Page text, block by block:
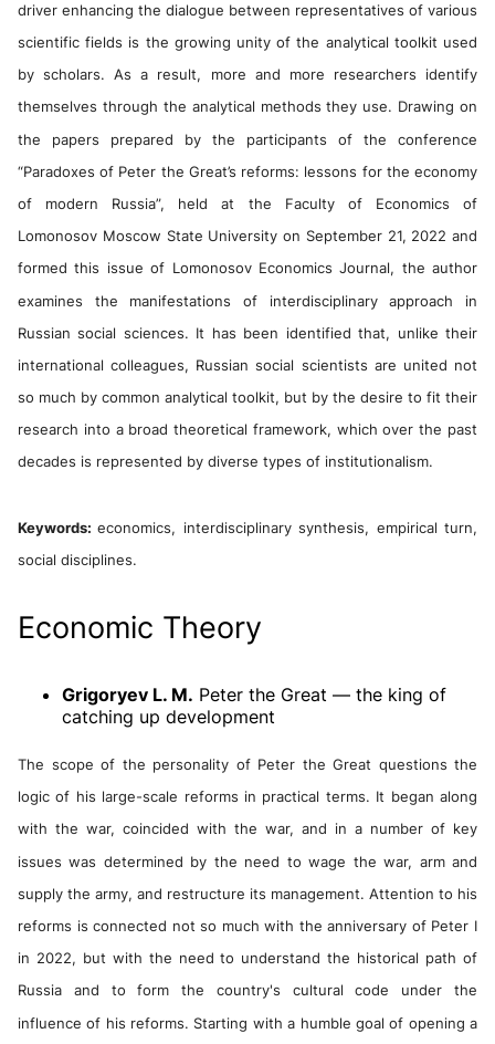
driver enhancing the dialogue between representatives of various
scientific fields is the growing unity of the analytical toolkit used
by scholars. As a result, more and more researchers identify
themselves through the analytical methods they use. Drawing on
the papers prepared by the participants of the conference
“Paradoxes of Peter the Great’s reforms: lessons for the economy
of modern Russia”, held at the Faculty of Economics of
Lomonosov Moscow State University on September 21, 2022 and
formed this issue of Lomonosov Economics Journal, the author
examines the manifestations of interdisciplinary approach in
Russian social sciences. It has been identified that, unlike their
international colleagues, Russian social scientists are united not
so much by common analytical toolkit, but by the desire to fit their
research into a broad theoretical framework, which over the past
decades is represented by diverse types of institutionalism.
Keywords:economics, interdisciplinary synthesis, empirical turn,
social disciplines.
Economic Theory
Grigoryev L. M. Peter the Great — the king of
catching up development
The scope of the personality of Peter the Great questions the
logic of his large-scale reforms in practical terms. It began along
with the war, coincided with the war, and in a number of key
issues was determined by the need to wage the war, arm and
supply the army, and restructure its management. Attention to his
reforms is connected not so much with the anniversary of Peter I
in 2022, but with the need to understand the historical path of
Russia and to form the country's cultural code under the
influence of his reforms. Starting with a humble goal of opening a